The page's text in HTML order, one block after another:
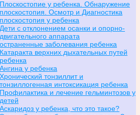
Плоскостопие у ребенка. Обнаружение
плоскостопия. Осмотр и Диагностика
плоскостопия у ребенка
Дети с отклонением осанки и опорно-
двигательного аппарата
заболевания ребенка
Катаракта верхних дыхательных путей
ребенка
Ангина у ребенка
Хронический тонзиллит и
тонзиллогенная интоксикация ребенка
Профилактика и лечение гельминтозов у
детей
Аскаридоз у ребенка, что это такое?